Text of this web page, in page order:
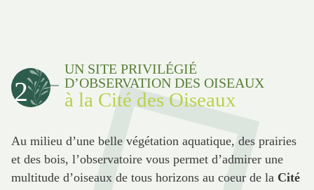
2
UN SITE PRIVILÉGIÉ
D’OBSERVATION DES OISEAUX
à la Cité des Oiseaux
Au milieu d’une belle végétation aquatique, des prairies
et des bois, l’observatoire vous permet d’admirer une
multitude d’oiseaux de tous horizons au coeur de la Cité